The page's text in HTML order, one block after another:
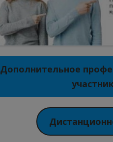
Дополнительное